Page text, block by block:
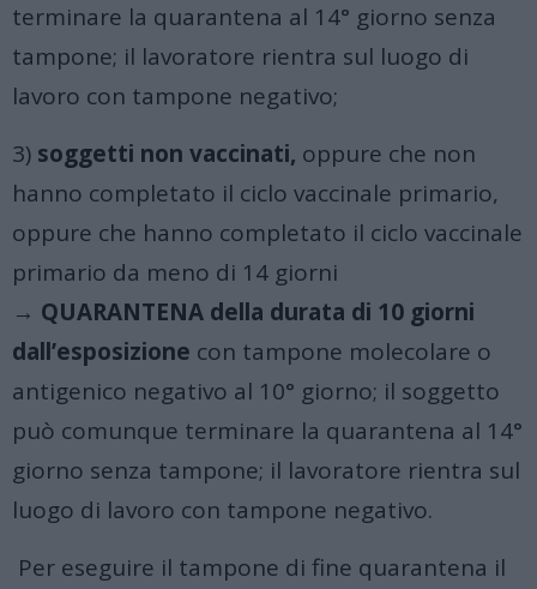
terminare la quarantena al 14° giorno senza
tampone; il lavoratore rientra sul luogo di
lavoro con tampone negativo;
3) soggetti non vaccinati, oppure che non
hanno completato il ciclo vaccinale primario,
oppure che hanno completato il ciclo vaccinale
primario da meno di 14 giorni
→ QUARANTENA della durata di 10 giorni
dall’esposizione con tampone molecolare o
antigenico negativo al 10° giorno; il soggetto
può comunque terminare la quarantena al 14°
giorno senza tampone; il lavoratore rientra sul
luogo di lavoro con tampone negativo.
Per eseguire il tampone di fine quarantena il